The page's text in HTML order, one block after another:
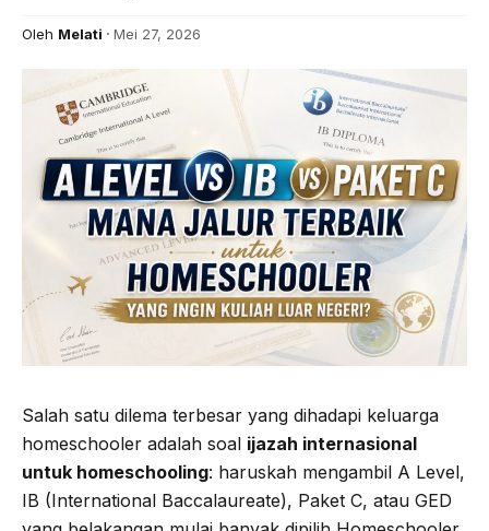
Oleh Melati Mei 27, 2026
Salah satu dilema terbesar yang dihadapi keluarga
homeschooler adalah soal ijazah internasional
untuk homeschooling: haruskah mengambil A Level,
IB (International Baccalaureate), Paket C, atau GED